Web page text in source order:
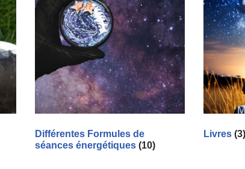
Différentes Formules de
séances énergétiques (10)
Livres (3)